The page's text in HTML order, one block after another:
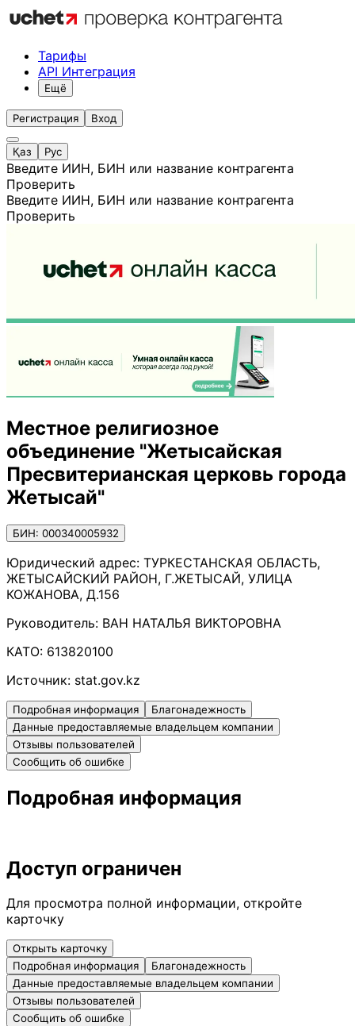
Тарифы
API Интеграция
Ещё
Регистрация Вход
Қаз Рус
Введите ИИН, БИН или название контрагента
Проверить
Введите ИИН, БИН или название контрагента
Проверить
Местное религиозное
объединение "Жетысайская
Пресвитерианская церковь города
Жетысай"
БИН: 000340005932
Юридический адрес: ТУРКЕСТАНСКАЯ ОБЛАСТЬ,
ЖЕТЫСАЙСКИЙ РАЙОН, Г.ЖЕТЫСАЙ, УЛИЦА
КОЖАНОВА, Д.156
Руководитель: ВАН НАТАЛЬЯ ВИКТОРОВНА
КАТО: 613820100
Источник: stat.gov.kz
Подробная информация
Благонадежность
Данные предоставляемые владельцем компании
Отзывы пользователей
Сообщить об ошибке
Подробная информация
Доступ ограничен
Для просмотра полной информации, откройте
карточку
Открыть карточку
Подробная информация
Благонадежность
Данные предоставляемые владельцем компании
Отзывы пользователей
Сообщить об ошибке